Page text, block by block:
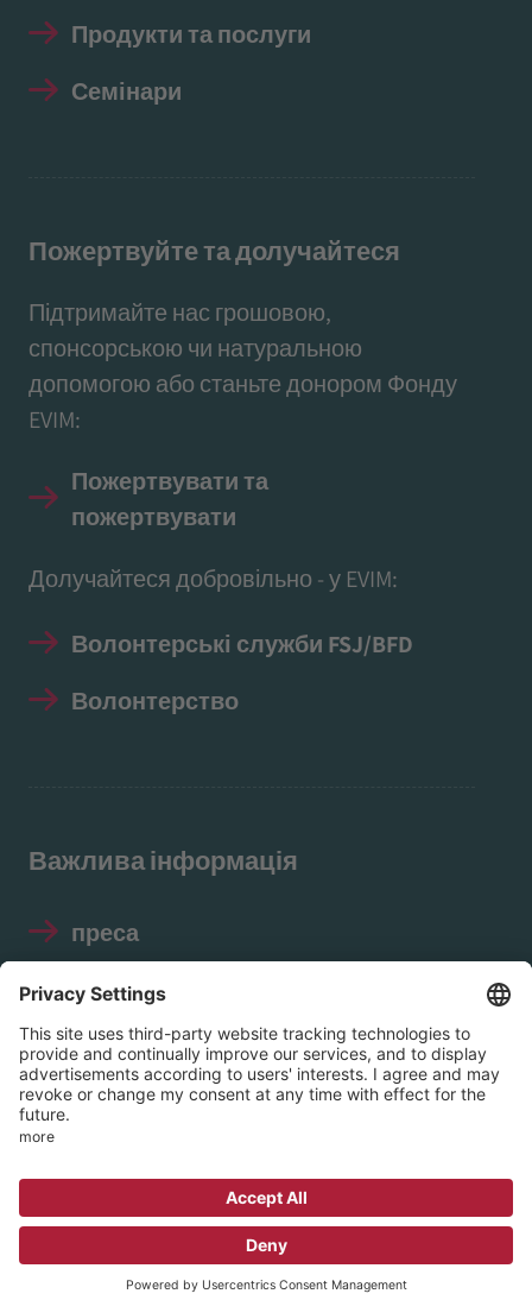
Продукти та послуги
Семінари
Пожертвуйте та долучайтеся
Підтримайте нас грошовою,
спонсорською чи натуральною
допомогою або станьте донором Фонду
EVIM:
Пожертвувати та
пожертвувати
Долучайтеся добровільно - у EVIM:
Волонтерські служби FSJ/BFD
Волонтерство
Важлива інформація
преса
Відбиток
Захист даних
Правила використання
© 2026 EVIM – Протестантське об'єднання
внутрішньої місії в Нассау